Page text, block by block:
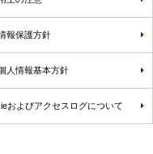
報保護方針
人情報基本方針
およびアクセスログについて